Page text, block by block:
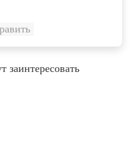
заинтересовать